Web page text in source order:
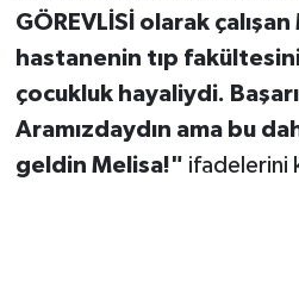
GÖREVLİSİ olarak çalışan
hastanenin tıp
çocukluk hayaliydi.
Aramızdaydın ama bu
geldin Melisa!" ifadelerini